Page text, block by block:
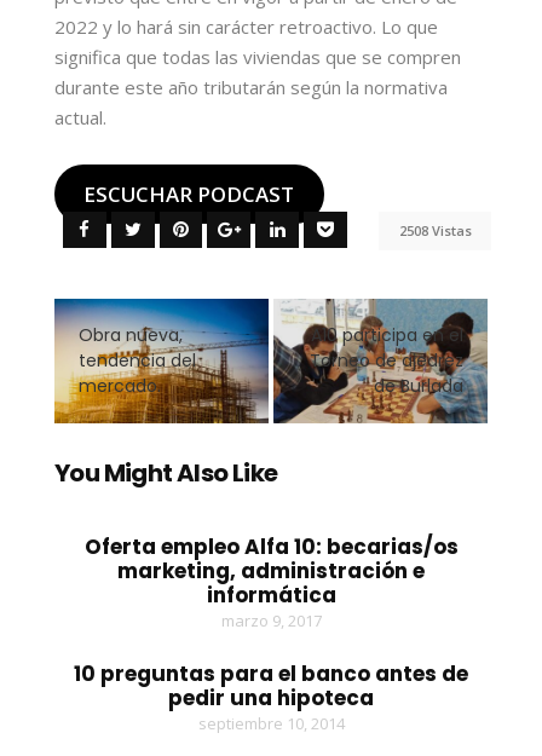
2022 y lo hará sin carácter retroactivo. Lo que
significa que todas las viviendas que se compren
durante este año tributarán según la normativa
actual.
ESCUCHAR PODCAST
2508 Vistas
Obra nueva,
tendencia del
mercado.
A10 participa en el
Torneo de ajedrez
de Burlada
You Might Also Like
Oferta empleo Alfa 10: becarias/os
marketing, administración e
informática
marzo 9, 2017
10 preguntas para el banco antes de
pedir una hipoteca
septiembre 10, 2014